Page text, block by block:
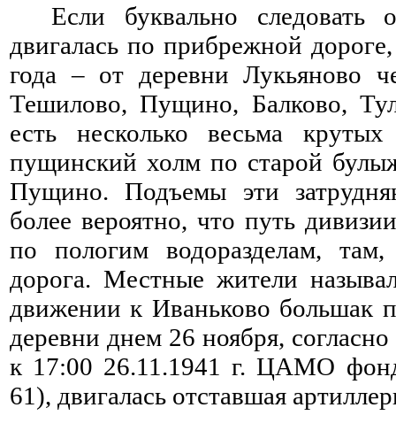
Если буквально следовать
двигалась по прибрежной
года – от деревни Лукьяново
Тешилово, Пущино, Балково,
есть несколько весьма
пущинский холм по старой
Пущино. Подъемы эти
более вероятно, что путь
по пологим водоразделам, там,
дорога. Местные жители
движении к Иваньково большак
деревни днем 26 ноября,
к 17:00 26.11.1941 г. ЦАМО
61), двигалась отставшая